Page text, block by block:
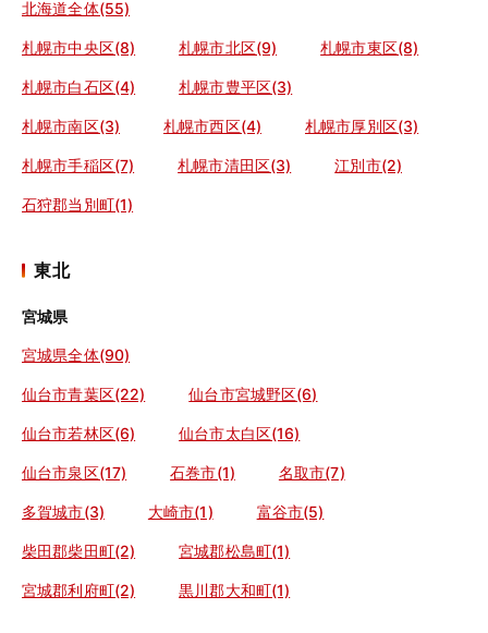
北海道全体(55)
札幌市中央区(8) 札幌市北区(9) 札幌市東区(8)
札幌市白石区(4) 札幌市豊平区(3)
札幌市南区(3) 札幌市西区(4) 札幌市厚別区(3)
札幌市手稲区(7) 札幌市清田区(3) 江別市(2)
石狩郡当別町(1)
東北
宮城県
宮城県全体(90)
仙台市青葉区(22) 仙台市宮城野区(6)
仙台市若林区(6) 仙台市太白区(16)
仙台市泉区(17) 石巻市(1) 名取市(7)
多賀城市(3) 大崎市(1) 富谷市(5)
柴田郡柴田町(2) 宮城郡松島町(1)
宮城郡利府町(2) 黒川郡大和町(1)